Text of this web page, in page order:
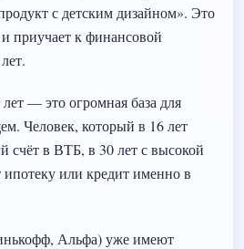
с детским дизайном». Это
приучает к финансовой
— это огромная база для
Человек, который в 16 лет
счёт в ВТБ, в 30 лет с высокой
ипотеку или кредит именно в
Альфа) уже имеют